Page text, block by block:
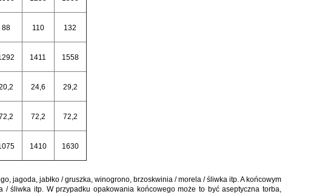
88 110 132
1411 1558
24,6 29,2
72,2 72,2
1410 1630
jagoda, jabłko / gruszka, winogrono, brzoskwinia / morela / śliwka itp. A końcowym
/ śliwka itp. W przypadku opakowania końcowego może to być aseptyczna torba,